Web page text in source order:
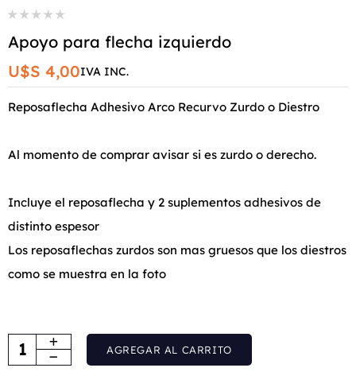
Apoyo para flecha izquierdo
U$S 4,00IVA INC.
Reposaflecha Adhesivo Arco Recurvo Zurdo o Diestro
Al momento de comprar avisar si es zurdo o derecho.
Incluye el reposaflecha y 2 suplementos adhesivos de
distinto espesor
Los reposaflechas zurdos son mas gruesos que los diestros
como se muestra en la foto
AGREGAR AL CARRITO